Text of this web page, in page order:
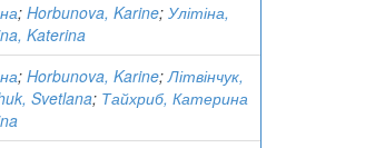
; Horbunova, Karine; Улітіна,
Katerina
; Horbunova, Karine;Літвінчук,
Svetlana; Тайхриб, Катерина